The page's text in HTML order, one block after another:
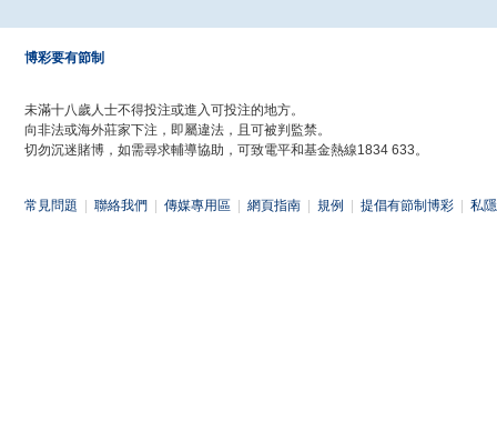
博彩要有節制
未滿十八歲人士不得投注或進入可投注的地方。
向非法或海外莊家下注，即屬違法，且可被判監禁。
切勿沉迷賭博，如需尋求輔導協助，可致電平和基金熱線1834 633。
常見問題 聯絡我們 傳媒專用區 網頁指南 規例 提倡有節制博彩 私